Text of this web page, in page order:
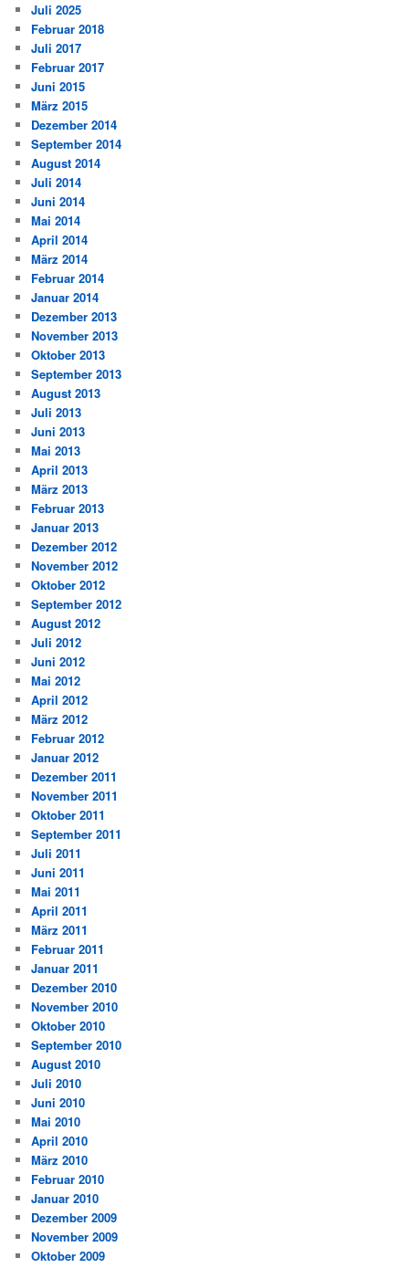
Juli 2025
Februar 2018
Juli 2017
Februar 2017
Juni 2015
März 2015
Dezember 2014
September 2014
August 2014
Juli 2014
Juni 2014
Mai 2014
April 2014
März 2014
Februar 2014
Januar 2014
Dezember 2013
November 2013
Oktober 2013
September 2013
August 2013
Juli 2013
Juni 2013
Mai 2013
April 2013
März 2013
Februar 2013
Januar 2013
Dezember 2012
November 2012
Oktober 2012
September 2012
August 2012
Juli 2012
Juni 2012
Mai 2012
April 2012
März 2012
Februar 2012
Januar 2012
Dezember 2011
November 2011
Oktober 2011
September 2011
Juli 2011
Juni 2011
Mai 2011
April 2011
März 2011
Februar 2011
Januar 2011
Dezember 2010
November 2010
Oktober 2010
September 2010
August 2010
Juli 2010
Juni 2010
Mai 2010
April 2010
März 2010
Februar 2010
Januar 2010
Dezember 2009
November 2009
Oktober 2009